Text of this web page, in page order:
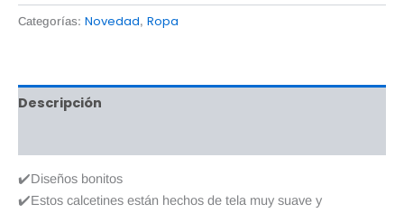
Categorías: Novedad, Ropa
Descripción
✔️Diseños bonitos
✔️Estos calcetines están hechos de tela muy suave y